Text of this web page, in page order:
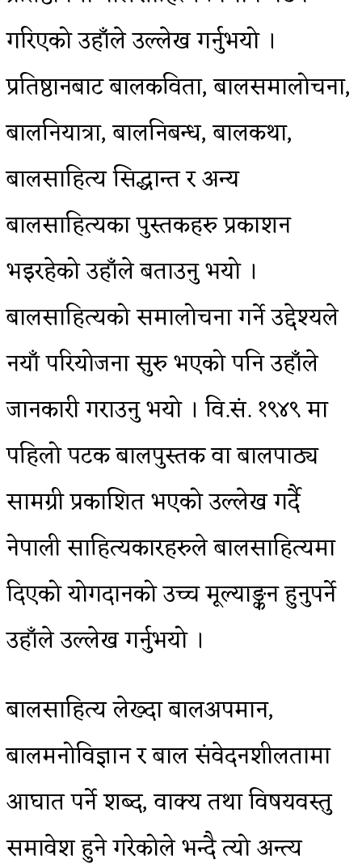
गरिएको उहाँले उल्लेख गर्नुभयो ।
प्रतिष्ठानबाट बालकविता, बालसमालोचना,
बालनियात्रा, बालनिबन्ध, बालकथा,
बालसाहित्य सिद्धान्त र अन्य
बालसाहित्यका पुस्तकहरु प्रकाशन
भइरहेको उहाँले बताउनु भयो ।
बालसाहित्यको समालोचना गर्ने उद्देश्यले
नयाँ परियोजना सुरु भएको पनि उहाँले
जानकारी गराउनु भयो । वि.सं. १९४९ मा
पहिलो पटक बालपुस्तक वा बालपाठ्य
सामग्री प्रकाशित भएको उल्लेख गर्दै
नेपाली साहित्यकारहरुले बालसाहित्यमा
दिएको योगदानको उच्च मूल्याङ्कन हुनुपर्ने
उहाँले उल्लेख गर्नुभयो ।
बालसाहित्य लेख्दा बालअपमान,
बालमनोविज्ञान र बाल संवेदनशीलतामा
आघात पर्ने शब्द, वाक्य तथा विषयवस्तु
समावेश हुने गरेकोले भन्दै त्यो अन्त्य